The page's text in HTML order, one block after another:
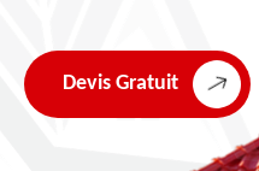
Devis Gratuit